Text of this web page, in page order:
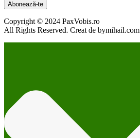
Abonează-te
Copyright © 2024 PaxVobis.ro
All Rights Reserved. Creat de bymihail.com